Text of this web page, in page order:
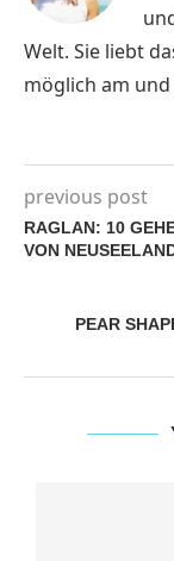
Welt. Sie liebt
möglich am und
previous post
RAGLAN: 10
VON
PEAR